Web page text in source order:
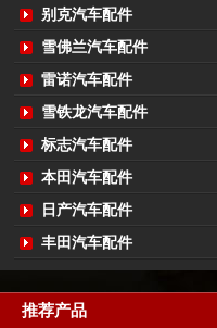
别克汽车配件
雪佛兰汽车配件
雷诺汽车配件
雪铁龙汽车配件
标志汽车配件
本田汽车配件
日产汽车配件
丰田汽车配件
推荐产品